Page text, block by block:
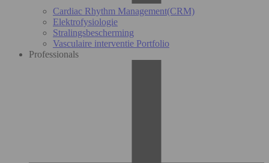
Cardiac Rhythm Management(CRM)
Elektrofysiologie
Stralingsbescherming
Vasculaire interventie Portfolio
Professionals